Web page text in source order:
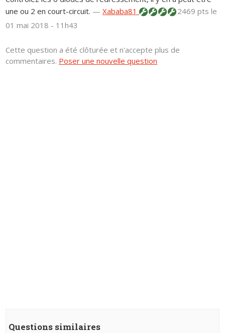
une ou 2 en court-circuit. —Xababa81 2469 ptsle
01 mai 2018 - 11h43
Cette question a été clôturée et n'accepte plus de
commentaires. Poser une nouvelle question
Questions similaires